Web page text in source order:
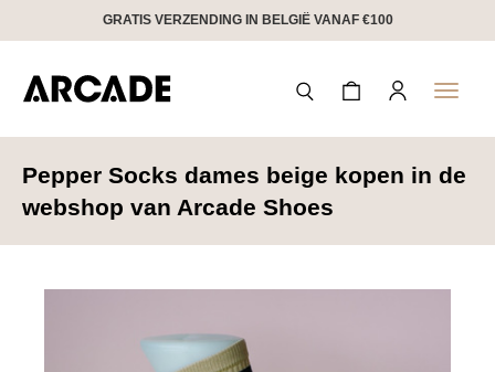
GRATIS VERZENDING IN BELGIË VANAF €100
Toggle
Pepper Socks dames beige kopen in de
webshop van Arcade Shoes